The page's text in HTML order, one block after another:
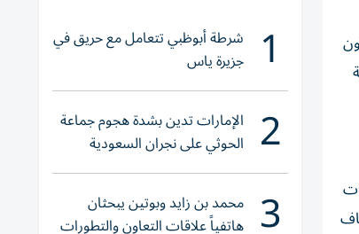
7 نوفمبر 2024، وستكون
1 شرطة أبوظبي تتعامل مع حريق في
جزيرة ياس
2 الإمارات تدين بشدة هجوم جماعة
الحوثي على نجران السعودية
3 محمد بن زايد وبوتين يبحثان
هاتفياً علاقات التعاون والتطورات